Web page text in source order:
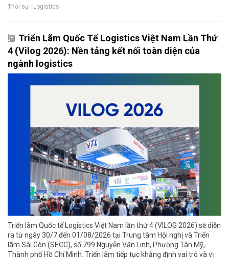
Thời sự - Logistics
Triển Lãm Quốc Tế Logistics Việt Nam Lần Thứ
4 (Vilog 2026): Nền tảng kết nối toàn diện của
ngành logistics
Triển lãm Quốc tế Logistics Việt Nam lần thứ 4 (VILOG 2026) sẽ diễn
ra từ ngày 30/7 đến 01/08/2026 tại Trung tâm Hội nghị và Triển
lãm Sài Gòn (SECC), số 799 Nguyễn Văn Linh, Phường Tân Mỹ,
Thành phố Hồ Chí Minh. Triển lãm tiếp tục khẳng định vai trò và vị